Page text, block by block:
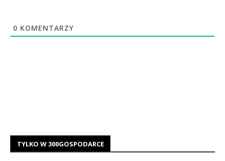
0 KOMENTARZY
TYLKO W 300GOSPODARCE